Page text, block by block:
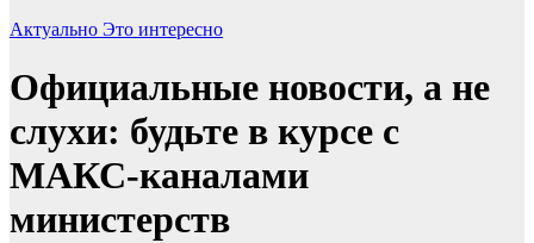
Актуально Это интересно
Официальные новости, а не
слухи: будьте в курсе с
МАКС-каналами
министерств